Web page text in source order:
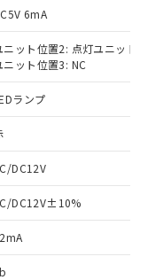
6mA
ニット位置2: 点灯ユニット
ニット位置3: NC
ランプ
DC12V
DC12V±10%
物質）の
な商品で